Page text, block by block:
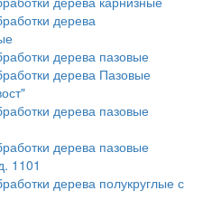
дерева
дерева пазовые
дерева Пазовые
дерева пазовые
дерева пазовые
1101
дерева полукруглые с